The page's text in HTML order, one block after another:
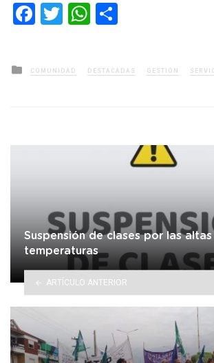
Facebook
TwitterWhatsApp
Posted
in
COMUNIDAD DESTACADAS GESTIÓN
Suspensión de clases por las altas
temperaturas
ARTÍCULO ANTERIOR